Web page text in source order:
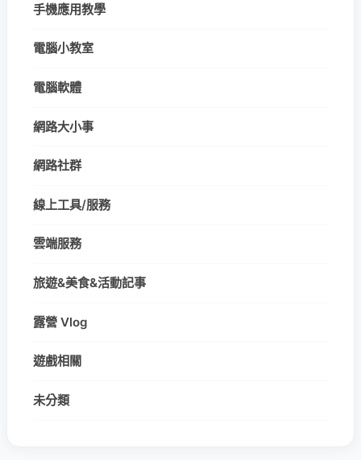
手機應用教學
電腦小教室
電腦軟體
網路大小事
網路社群
線上工具/服務
雲端服務
旅遊&美食&活動記事
露營 Vlog
遊戲相關
未分類